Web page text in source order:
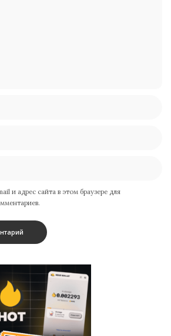
и адрес сайта в этом браузере для